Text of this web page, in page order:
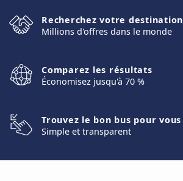
Recherchez votre destination
Millions d'offres dans le monde
Comparez les résultats
Économisez jusqu'à 70 %
Trouvez le bon bus pour vous
Simple et transparent